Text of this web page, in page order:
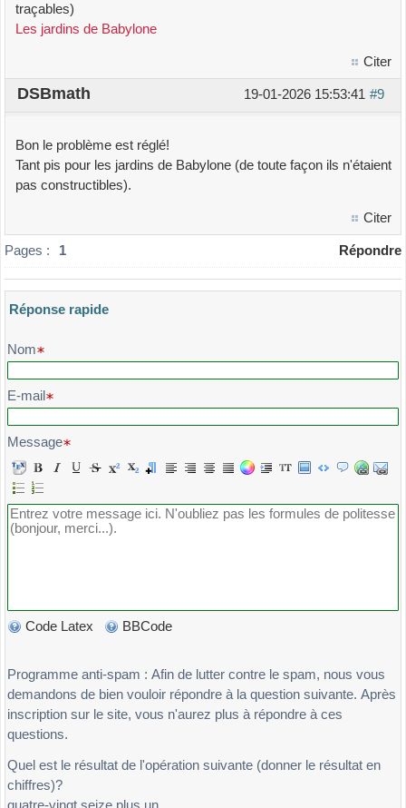
traçables)
Les jardins de Babylone
Citer
#9
19-01-2026 15:53:41
DSBmath
Bon le problème est réglé!
Tant pis pour les jardins de Babylone (de toute façon ils n'étaient
pas constructibles).
Citer
Pages : 1 Répondre
Réponse rapide
Veuillez composer votre message et l'envoyer
Nom
E-mail
Message
Code Latex BBCode
Programme anti-spam : Afin de lutter contre le spam, nous vous
demandons de bien vouloir répondre à la question suivante. Après
inscription sur le site, vous n'aurez plus à répondre à ces
questions.
Quel est le résultat de l'opération suivante (donner le résultat en
chiffres)?